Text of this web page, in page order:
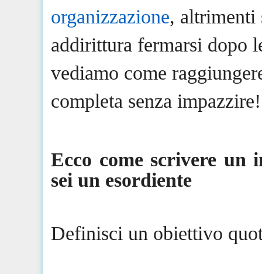
organizzazione, altrimenti
addirittura fermarsi dopo
vediamo come
completa senza impazzire!
Ecco come scrivere un
sei un esordiente
Definisci un obiettivo